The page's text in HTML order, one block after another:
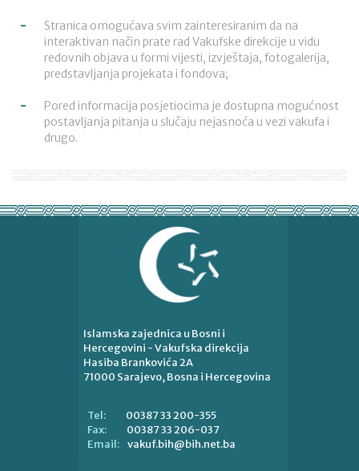
Stranica omogućava svim zainteresiranim da na
interaktivan način prate rad Vakufske direkcije u vidu
redovnih objava u formi vijesti, izvještaja, fotogalerija,
predstavljanja projekata i fondova;
Pored informacija posjetiocima je dostupna mogućnost
postavljanja pitanja u slučaju nejasnoća u vezi vakufa i
drugo.
Islamska zajednica u Bosni i
Hercegovini - Vakufska direkcija
Hasiba Brankovića 2A
71000 Sarajevo, Bosna i Hercegovina
Tel:
00387 33 200-355
Fax:
00387 33 206-037
Email: vakuf.bih@bih.net.ba